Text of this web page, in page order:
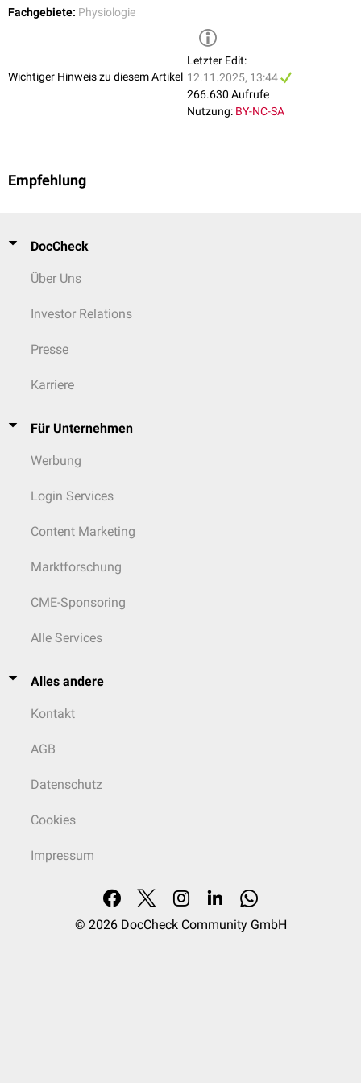
Fachgebiete: Physiologie
Wichtiger Hinweis zu diesem Artikel
Letzter Edit:
12.11.2025, 13:44
266.630 Aufrufe
Nutzung: BY-NC-SA
Empfehlung
DocCheck
Über Uns
Investor Relations
Presse
Karriere
Für Unternehmen
Werbung
Login Services
Content Marketing
Marktforschung
CME-Sponsoring
Alle Services
Alles andere
Kontakt
AGB
Datenschutz
Cookies
Impressum
© 2026 DocCheck Community GmbH